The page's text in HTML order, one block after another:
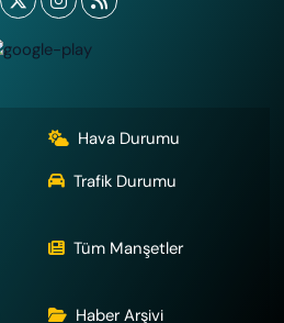
Hava Durumu
Trafik Durumu
Tüm Manşetler
Haber Arşivi